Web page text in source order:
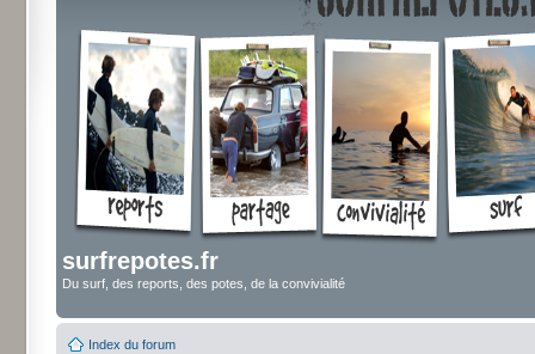
surfrepotes.fr
Du surf, des reports, des potes, de la convivialité
Index du forum